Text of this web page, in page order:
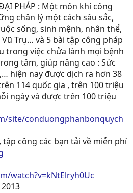
PHÁP : Một môn khí công
chân lý một cách sâu sắc,
sống, sinh mệnh, nhân thể,
Trụ… và 5 bài tập công pháp
trong việc chửa lành mọi bệnh
tâm, giúp nâng cao : Sức
hiện nay được dịch ra hơn 38
114 quốc gia , trên 100 triệu
ngày và được trên 100 triệu
site/conduongphanbonquych
tập công các bạn tải về miễn phí
watch?v=kNtElryh0Uc